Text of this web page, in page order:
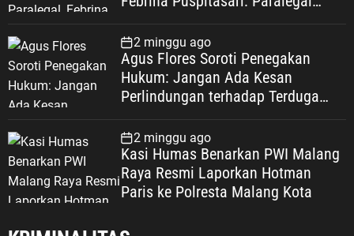
Keadilan Warga Depok
2 minggu ago
Agus Flores Soroti Penegakan
Hukum: Jangan Ada Kesan
Perlindungan terhadap Terduga
Dipertaruhkan
2 minggu ago
Kasi Humas Benarkan PWI Malang
Raya Resmi Laporkan Hotman
Paris ke Polresta Malang Kota